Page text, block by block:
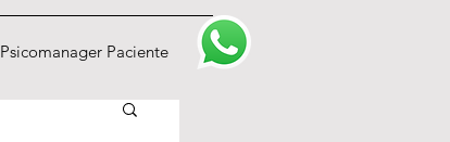
Psicomanager Paciente